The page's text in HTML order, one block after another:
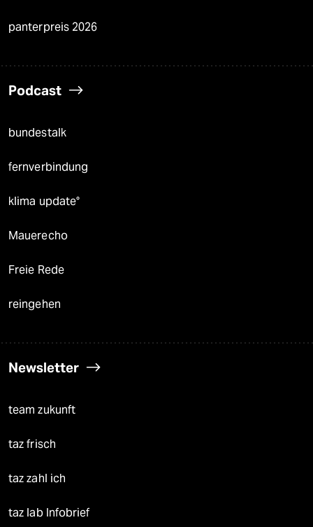
panterpreis 2026
Podcast
bundestalk
fernverbindung
klima update°
Mauerecho
Freie Rede
reingehen
Newsletter
team zukunft
taz frisch
taz zahl ich
taz lab Infobrief